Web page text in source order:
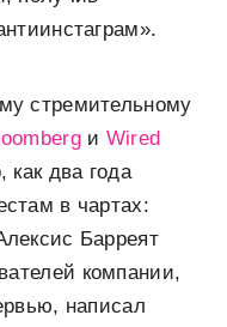
стремительному
и Wired
два года
в чартах:
Барреят
компании,
написал